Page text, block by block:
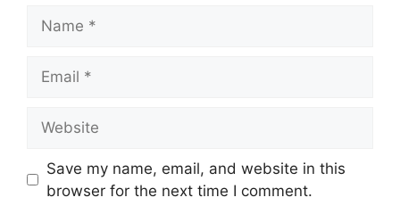
Save my name, email, and website in this
browser for the next time I comment.